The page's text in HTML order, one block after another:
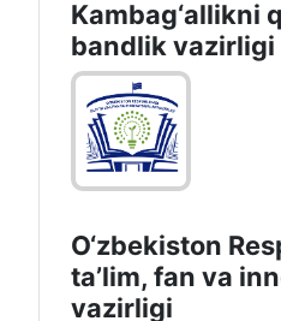
Kambag‘allikni
bandlik vazirligi
O‘zbekiston
taʼlim, fan va
vazirligi